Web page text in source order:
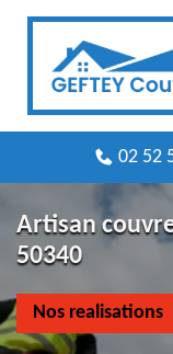
02 52
Artisan
50340
Nos realisations